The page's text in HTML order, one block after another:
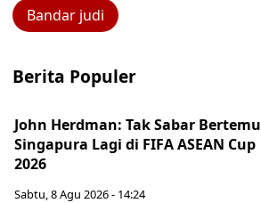
Bandar judi
Berita Populer
John Herdman: Tak Sabar Bertemu
Singapura Lagi di FIFA ASEAN Cup
2026
Sabtu, 8 Agu 2026 - 14:24